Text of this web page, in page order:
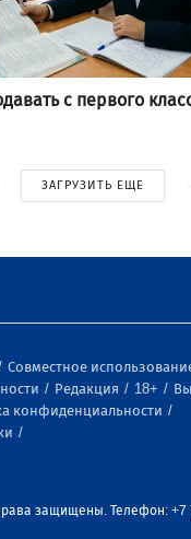
с первого
ЗАГРУЗИТЬ ЕЩЕ
Совместное
Редакция 18+
конфиденциальности
защищены. Телефон: +7